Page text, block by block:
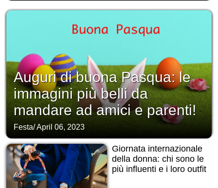
Auguri di buona Pasqua: le
immagini più belli da
mandare ad amici e parenti!
Festa/April 06, 2023
Giornata internazionale
della donna: chi sono le
più influenti e i loro outfit